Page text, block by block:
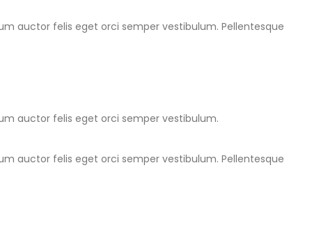
auctor felis eget orci semper vestibulum. Pellentesque
auctor felis eget orci semper vestibulum.
auctor felis eget orci semper vestibulum. Pellentesque